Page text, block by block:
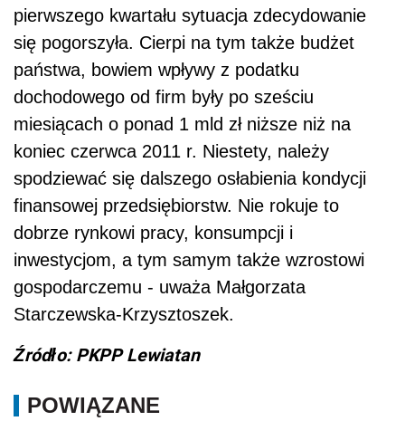
pierwszego kwartału sytuacja zdecydowanie
się pogorszyła. Cierpi na tym także budżet
państwa, bowiem wpływy z podatku
dochodowego od firm były po sześciu
miesiącach o ponad 1 mld zł niższe niż na
koniec czerwca 2011 r. Niestety, należy
spodziewać się dalszego osłabienia kondycji
finansowej przedsiębiorstw. Nie rokuje to
dobrze rynkowi pracy, konsumpcji i
inwestycjom, a tym samym także wzrostowi
gospodarczemu - uważa Małgorzata
Starczewska-Krzysztoszek.
Źródło: PKPP Lewiatan
POWIĄZANE